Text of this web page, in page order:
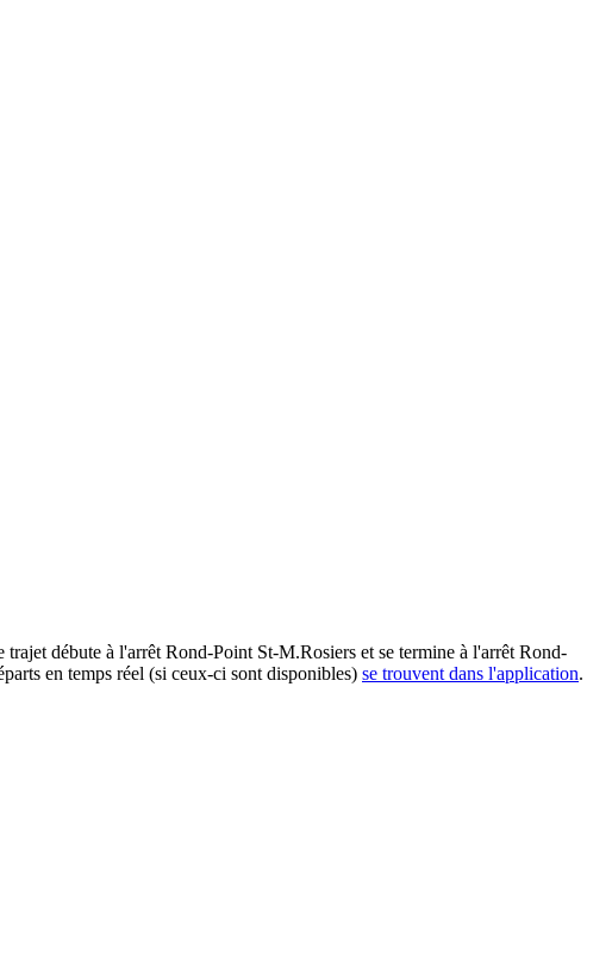
débute à l'arrêt Rond-Point St-M.Rosiers et se termine à l'arrêt Rond-
en temps réel (si ceux-ci sont disponibles) se trouvent dans l'application.